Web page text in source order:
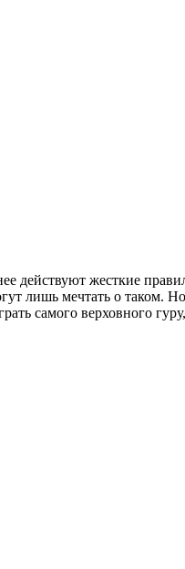
действуют жесткие
лишь мечтать о таком.
самого верховного